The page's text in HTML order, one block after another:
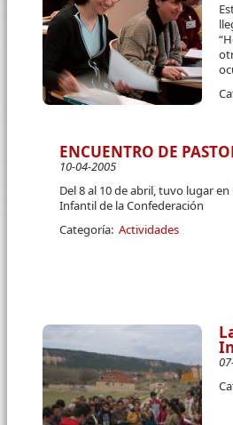
ENCUENTRO DE
10-04-2005
Del 8 al 10 de abril, tuvo lugar
Infantil de la Confederación
Categoría: Actividades